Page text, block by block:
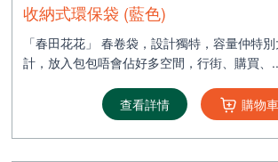
收納式環保袋 (藍色)
「春田花花」 春卷袋，設計獨特，容量仲特
計，放入包包唔會佔好多空間，行街、購買、..
查看詳情 購物車